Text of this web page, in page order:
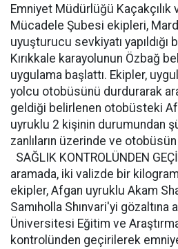
Emniyet Müdürlüğü
Mücadele Şubesi ekipleri,
uyuşturucu sevkiyatı yapıldığı
Kırıkkale karayolunun Özbağ
uygulama başlattı. Ekipler,
yolcu otobüsünü durdurarak
geldiği belirlenen otobüsteki
uyruklu 2 kişinin durumundan
zanlıların üzerinde ve
SAĞLIK KONTROLÜNDEN
aramada, iki valizde bir
ekipler, Afgan uyruklu Akam
Samıholla Shınvari'yi gözaltına
Üniversitesi Eğitim ve
kontrolünden geçirilerek